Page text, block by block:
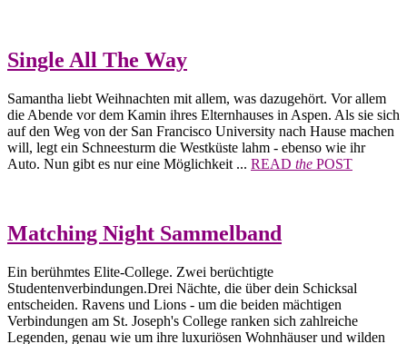
Single All The Way
Samantha liebt Weihnachten mit allem, was dazugehört. Vor allem
die Abende vor dem Kamin ihres Elternhauses in Aspen. Als sie sich
auf den Weg von der San Francisco University nach Hause machen
will, legt ein Schneesturm die Westküste lahm - ebenso wie ihr
Auto. Nun gibt es nur eine Möglichkeit ... READ the POST
Matching Night Sammelband
Ein berühmtes Elite-College. Zwei berüchtigte
Studentenverbindungen.Drei Nächte, die über dein Schicksal
entscheiden. Ravens und Lions - um die beiden mächtigen
Verbindungen am St. Joseph's College ranken sich zahlreiche
Legenden, genau wie um ihre luxuriösen Wohnhäuser und wilden